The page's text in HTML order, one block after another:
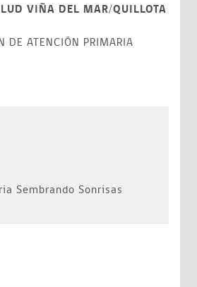
VIÑA DEL MAR/QUILLOTA
DE ATENCIÓN PRIMARIA
Sembrando Sonrisas